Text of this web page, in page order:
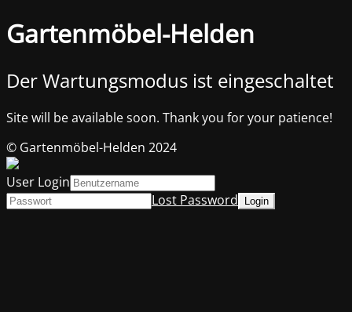
Gartenmöbel-Helden
Der Wartungsmodus ist eingeschaltet
Site will be available soon. Thank you for your patience!
© Gartenmöbel-Helden 2024
User Login
Lost Password